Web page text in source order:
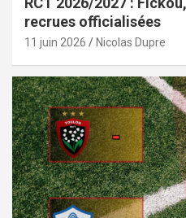
recrues officialisées
11 juin 2026 Nicolas Dupre